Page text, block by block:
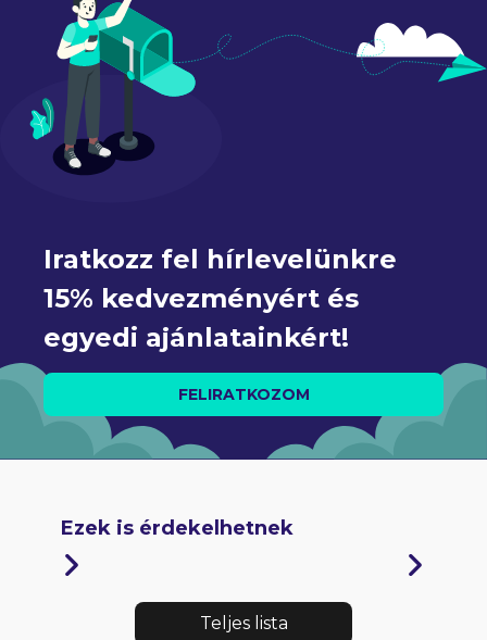
Iratkozz fel hírlevelünkre
15% kedvezményért és
egyedi ajánlatainkért!
FELIRATKOZOM
Ezek is érdekelhetnek
Teljes lista